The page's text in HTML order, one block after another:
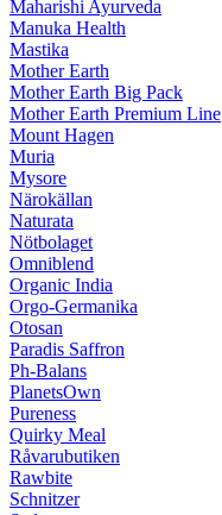
Maharishi Ayurveda
Manuka Health
Mastika
Mother Earth
Mother Earth Big Pack
Mother Earth Premium Line
Mount Hagen
Muria
Mysore
Närokällan
Naturata
Nötbolaget
Omniblend
Organic India
Orgo-Germanika
Otosan
Paradis Saffron
Ph-Balans
PlanetsOwn
Pureness
Quirky Meal
Råvarubutiken
Rawbite
Schnitzer